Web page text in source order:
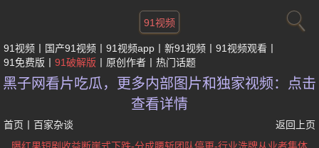
91视频
91视频 国产91视频 91视频app 新91视频
91视频观看
91免费版
91破解版 原创作者 热门话题
黑子网看片吃瓜，更多内部图片和独家视频：点击
查看详情
首页 百家杂谈
返回上页